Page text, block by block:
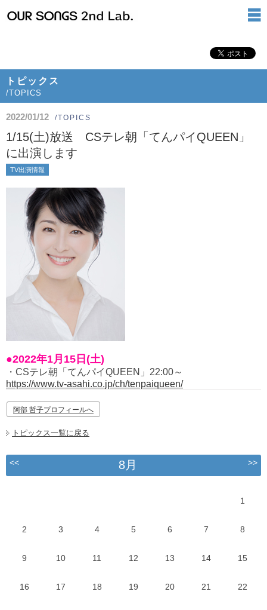
トピックス
/TOPICS
2022/01/12 /TOPICS
1/15(土)放送 CSテレ朝「てんパイQUEEN」
に出演します
TV出演情報
●2022年1月15日(土)
・CSテレ朝「てんパイQUEEN」22:00～
https://www.tv-asahi.co.jp/ch/tenpaiqueen/
阿部 哲子プロフィールへ
トピックス一覧に戻る
<< 8月 >>
1
2 3 4 5 6 7 8
9 10 11 12 13 14 15
16 17 18 19 20 21 22